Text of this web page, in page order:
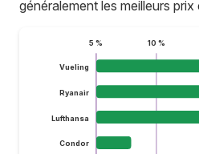
généralement les meilleurs
5 % 10 %
Vueling
Ryanair
Lufthansa
Condor